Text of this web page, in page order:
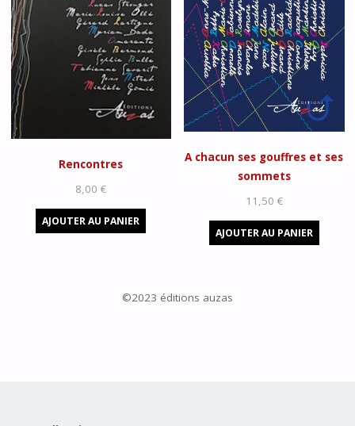
Rencontres
8,00€
AJOUTER AU PANIER
A chacun ses gouffres et ses
sommets
11,50 €
AJOUTER AU PANIER
©2023 éditions auzas